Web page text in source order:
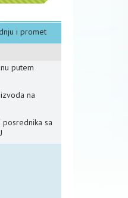
i promet
putem
na
sa